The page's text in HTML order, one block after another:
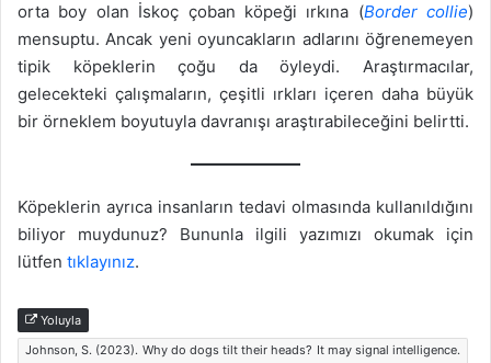
orta boy olan İskoç çoban köpeği ırkına (Border collie)
mensuptu. Ancak yeni oyuncakların adlarını öğrenemeyen
tipik köpeklerin çoğu da öyleydi. Araştırmacılar,
gelecekteki çalışmaların, çeşitli ırkları içeren daha büyük
bir örneklem boyutuyla davranışı araştırabileceğini belirtti.
Köpeklerin ayrıca insanların tedavi olmasında kullanıldığını
biliyor muydunuz? Bununla ilgili yazımızı okumak için
lütfen tıklayınız.
Yoluyla
Johnson, S. (2023). Why do dogs tilt their heads? It may signal intelligence.